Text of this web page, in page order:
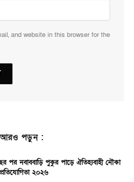
and website in this browser for the
আরও পড়ুন :
পর নবাববাড়ি পুকুর পাড়ে ঐতিহ্যবাহী নৌকা
২০২৬